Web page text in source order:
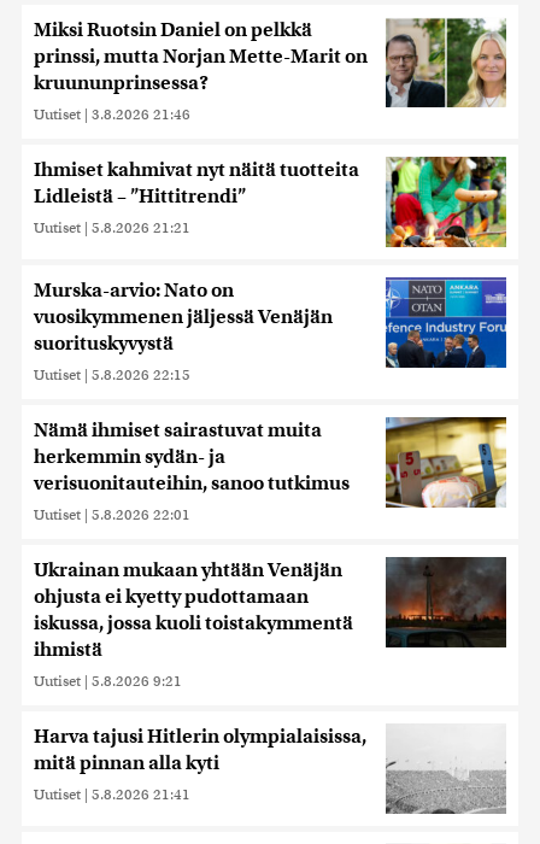
Miksi Ruotsin Daniel on pelkkä
prinssi, mutta Norjan Mette-Marit on
kruununprinsessa?
Uutiset | 3.8.2026 21:46
Ihmiset kahmivat nyt näitä tuotteita
Lidleistä – ”Hittitrendi”
Uutiset | 5.8.2026 21:21
Murska-arvio: Nato on
vuosikymmenen jäljessä Venäjän
suorituskyvystä
Uutiset | 5.8.2026 22:15
Nämä ihmiset sairastuvat muita
herkemmin sydän- ja
verisuonitauteihin, sanoo tutkimus
Uutiset | 5.8.2026 22:01
Ukrainan mukaan yhtään Venäjän
ohjusta ei kyetty pudottamaan
iskussa, jossa kuoli toistakymmentä
ihmistä
Uutiset | 5.8.2026 9:21
Harva tajusi Hitlerin olympialaisissa,
mitä pinnan alla kyti
Uutiset | 5.8.2026 21:41